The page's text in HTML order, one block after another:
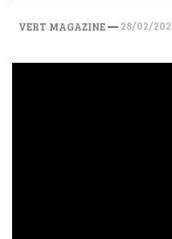
VERT MAGAZINE— 28/02/